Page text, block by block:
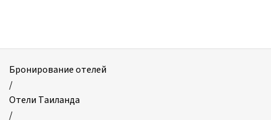
Бронирование отелей
/
Отели Таиланда
/